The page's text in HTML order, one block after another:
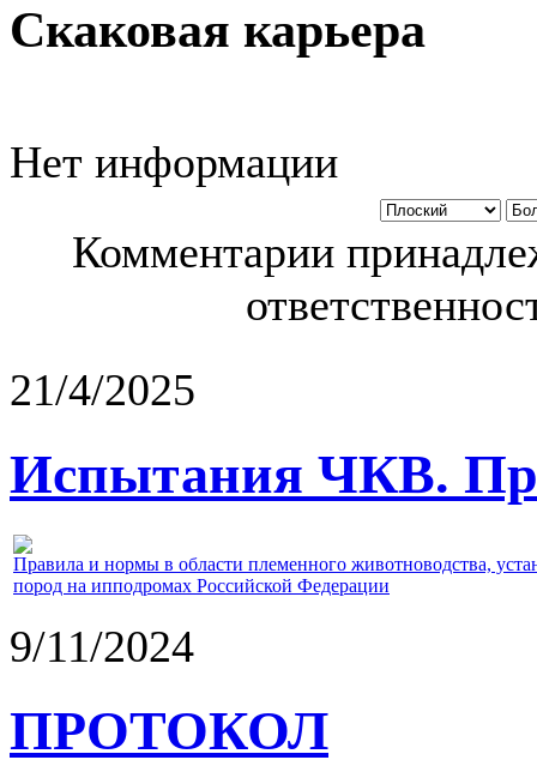
Скаковая карьера
Нет информации
Комментарии
21/4/2025
Испытания ЧКВ.
Правила и нормы в области племенного животноводства,
пород на ипподромах Российской Федерации
9/11/2024
ПРОТОКОЛ